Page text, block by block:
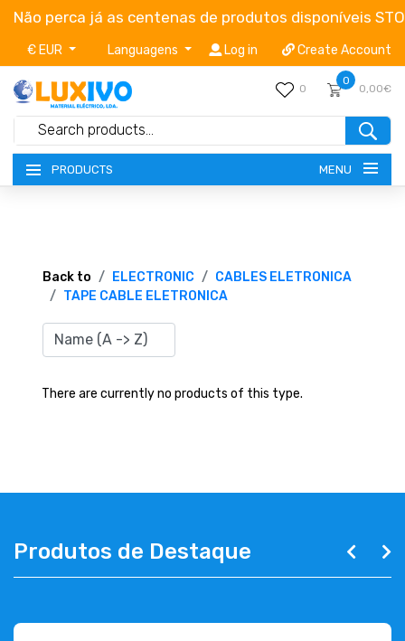
Não perca já as centenas de produtos disponíveis
€ EUR Languagens Log in Create Account
0
0
0,00€
PRODUCTS MENU
TERMS OF SERVICE
Back to ELECTRONIC
CABLES ELETRONICA
TAPE CABLE ELETRONICA
There are currently no products of this type.
Produtos de Destaque